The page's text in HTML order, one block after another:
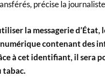
précise la
la messagerie d’État,
contenant des
à cet identifiant, il sera
tabac.